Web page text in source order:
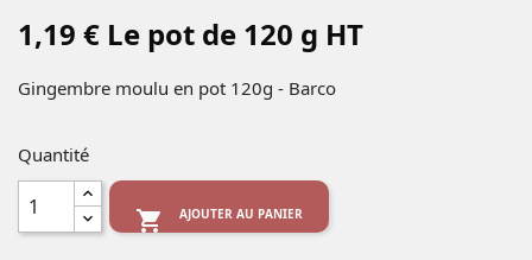
1,19 € Le pot de 120 g HT
Gingembre moulu en pot 120g - Barco
Quantité
 AJOUTER AU PANIER